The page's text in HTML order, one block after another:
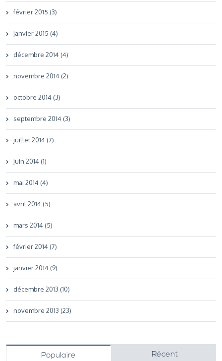
février 2015 (3)
janvier 2015 (4)
décembre 2014 (4)
novembre 2014 (2)
octobre 2014 (3)
septembre 2014 (3)
juillet 2014 (7)
juin 2014 (1)
mai 2014 (4)
avril 2014 (5)
mars 2014 (5)
février 2014 (7)
janvier 2014 (9)
décembre 2013 (10)
novembre 2013 (23)
Populaire Récent